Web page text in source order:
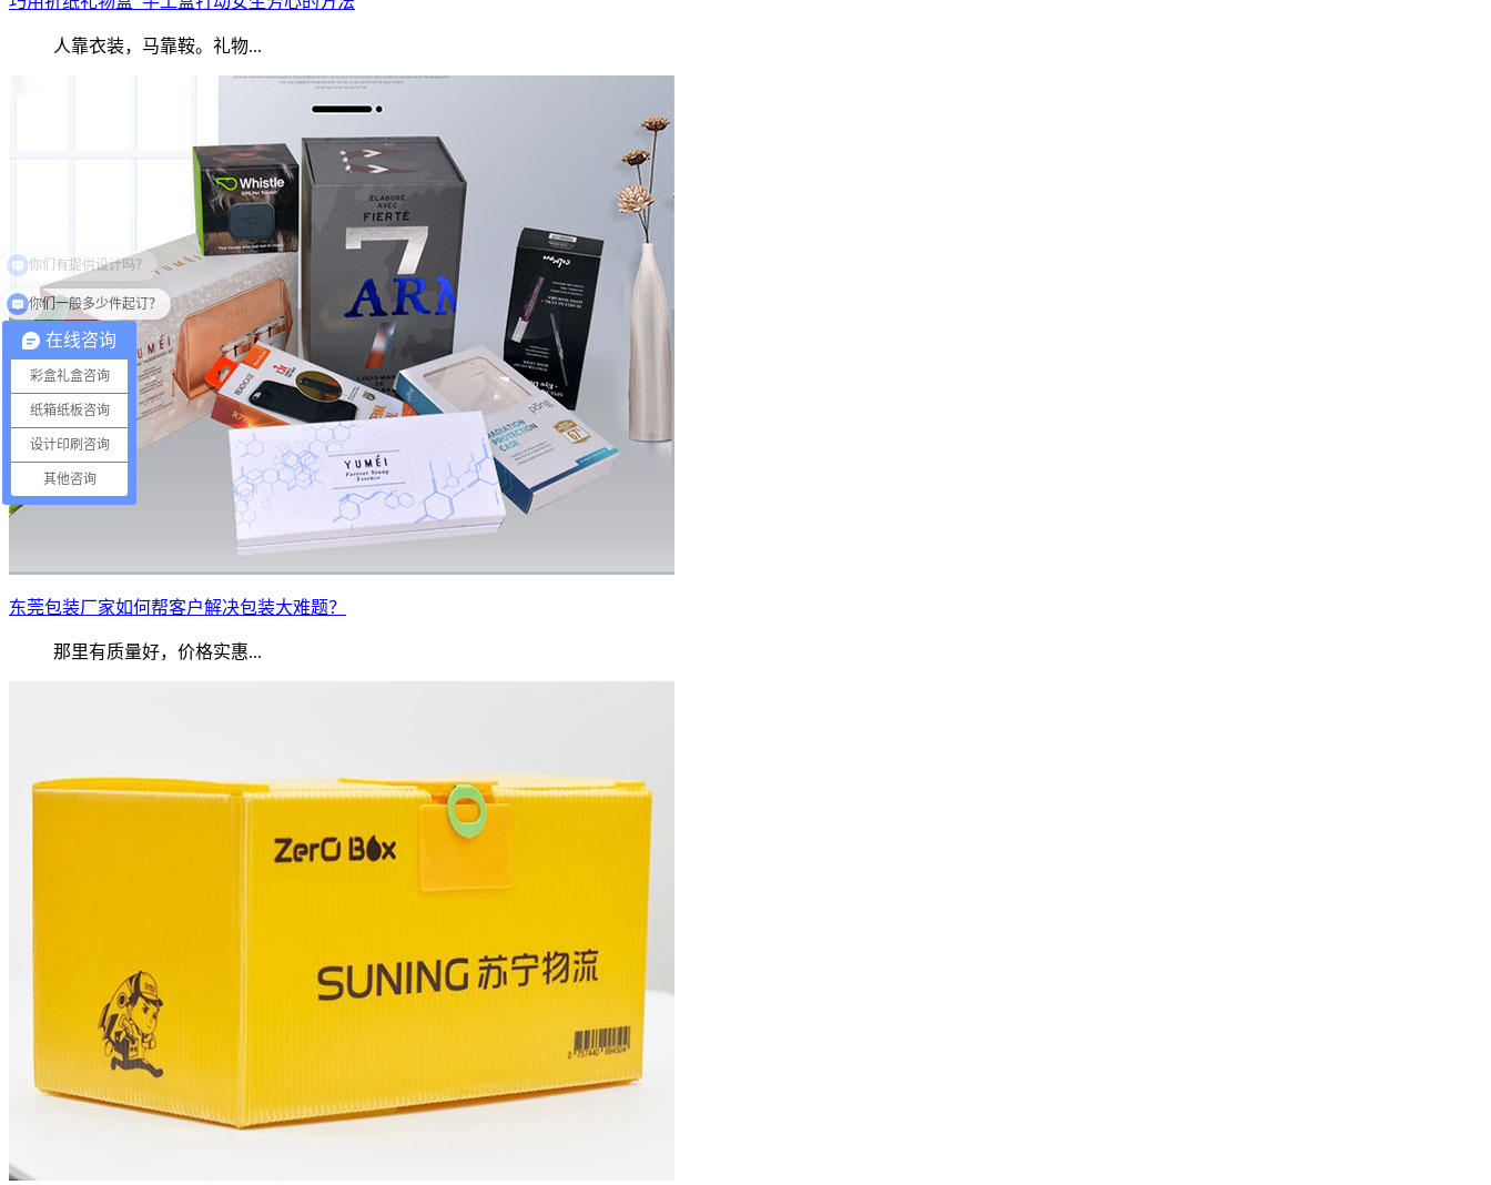
人靠衣装，马靠鞍。礼物...
东莞包装厂家如何帮客户解决包装大难题？
那里有质量好，价格实惠...
在线咨询
彩盒礼盒咨询
纸箱纸板咨询
设计印刷咨询
其他咨询
你们一般多少件起订？